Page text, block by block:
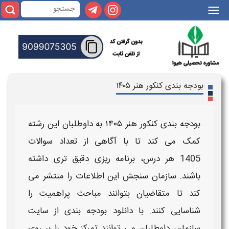
به داوطلبان این رشته
آگاهی از تعداد سوالات
ریزی دقیق‌ تری داشته
این اطلاعات را منتشر می‌
مباحث پراهمیت را
بودجه‌ بندی از سایت